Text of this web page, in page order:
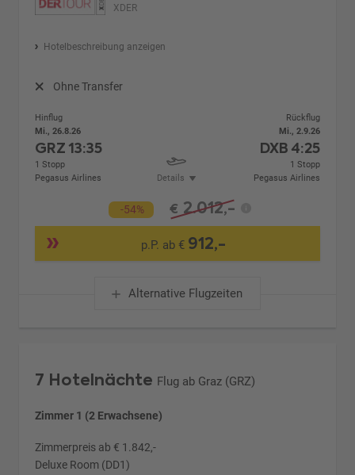
XDER
Hotelbeschreibung anzeigen
Ohne Transfer
Hinflug
Mi., 26.8.26
GRZ13:35
1 Stopp
Pegasus Airlines
Details
Rückflug
Mi., 2.9.26
DXB 4:25
1 Stopp
Pegasus Airlines
-54% € 2.012,-
p.P. ab € 912,-
Alternative Flugzeiten
7 Hotelnächte Flug ab Graz (GRZ)
Zimmer 1 (2 Erwachsene)
Zimmerpreis ab € 1.842,-
Deluxe Room (DD1)